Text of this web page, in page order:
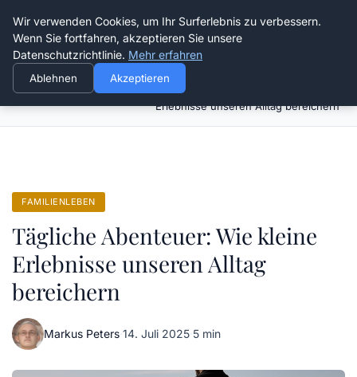
Verflixt-und-aufgetrennt.de
Tägliche Abenteuer: Wie kleine
Erlebnisse unseren Alltag bereichern
FAMILIENLEBEN
Tägliche Abenteuer: Wie kleine
Erlebnisse unseren Alltag
bereichern
Markus Peters·14. Juli 2025·5 min
Wir verwenden Cookies, um Ihr Surferlebnis zu verbessern.
Wenn Sie fortfahren, akzeptieren Sie unsere
Datenschutzrichtlinie. Mehr erfahren
Ablehnen Akzeptieren